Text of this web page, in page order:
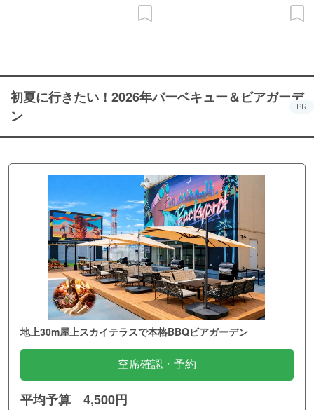
初夏に行きたい！2026年バーベキュー＆ビアガーデ
ン
PR
地上30m屋上スカイテラスで本格BBQビアガーデン
空席確認・予約
平均予算 4,500円